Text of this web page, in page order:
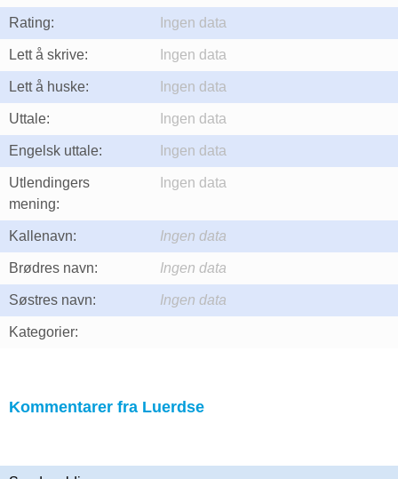
Rating: Ingen data
Lett å skrive: Ingen data
Lett å huske: Ingen data
Uttale: Ingen data
Engelsk uttale: Ingen data
Utlendingers
mening:
Ingen data
Kallenavn: Ingen data
Brødres navn: Ingen data
Søstres navn: Ingen data
Kategorier:
Kommentarer fra Luerdse